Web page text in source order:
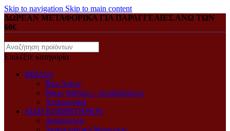
Skip to navigation Skip to main content
ΔΩΡΕΑΝ ΜΕΤΑΦΟΡΙΚΑ ΓΙΑ ΠΑΡΑΓΓΕΛΙΕΣ ΑΝΩ ΤΩΝ
60€
Επιλέξτε κατηγορία
ΒΙΒΛΙΑ
Βίοι Αγίων
θήκες βιβλίων / σελιδοδείκτες
Λειτουργικά
ΕΙΔΗ ΚΟΙΜΗΤΗΡΙΟΥ
Αναλώσιμα